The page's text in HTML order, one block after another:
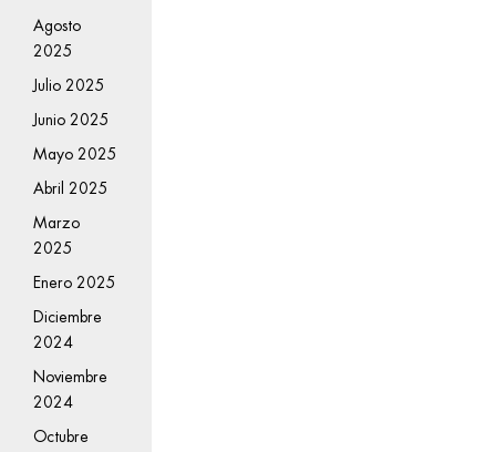
Agosto
2025
Julio 2025
Junio 2025
Mayo 2025
Abril 2025
Marzo
2025
Enero 2025
Diciembre
2024
Noviembre
2024
Octubre